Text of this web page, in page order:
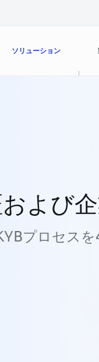
ソリューション
よび
プロセス